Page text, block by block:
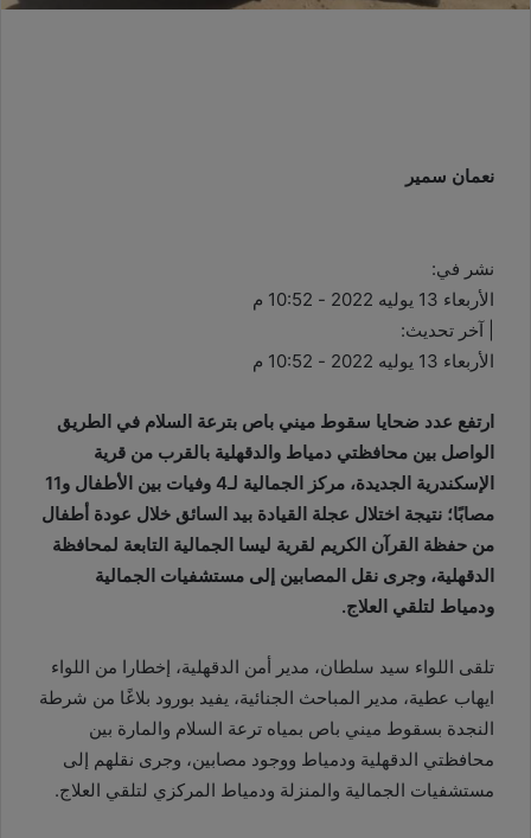
نعمان سمير
نشر في:
الأربعاء 13 يوليه 2022 - 10:52 م
| آخر تحديث:
الأربعاء 13 يوليه 2022 - 10:52 م
ارتفع عدد ضحايا سقوط ميني باص بترعة السلام في الطريق
الواصل بين محافظتي دمياط والدقهلية بالقرب من قرية
الإسكندرية الجديدة، مركز الجمالية لـ4 وفيات بين الأطفال و11
مصابًا؛ نتيجة اختلال عجلة القيادة بيد السائق خلال عودة أطفال
من حفظة القرآن الكريم لقرية ليسا الجمالية التابعة لمحافظة
الدقهلية، وجرى نقل المصابين إلى مستشفيات الجمالية
ودمياط لتلقي العلاج.
تلقى اللواء سيد سلطان، مدير أمن الدقهلية، إخطارا من اللواء
ايهاب عطية، مدير المباحث الجنائية، يفيد بورود بلاغًا من شرطة
النجدة بسقوط ميني باص بمياه ترعة السلام والمارة بين
محافظتي الدقهلية ودمياط ووجود مصابين، وجرى نقلهم إلى
مستشفيات الجمالية والمنزلة ودمياط المركزي لتلقي العلاج.